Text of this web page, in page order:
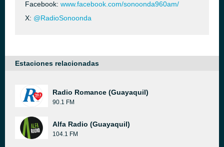
Facebook: www.facebook.com/sonoonda960am/
X: @RadioSonoonda
Estaciones relacionadas
Radio Romance (Guayaquil)
90.1 FM
Alfa Radio (Guayaquil)
104.1 FM